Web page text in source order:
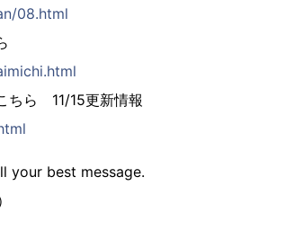
08.html
ちら 11/15更新情報
your best message.